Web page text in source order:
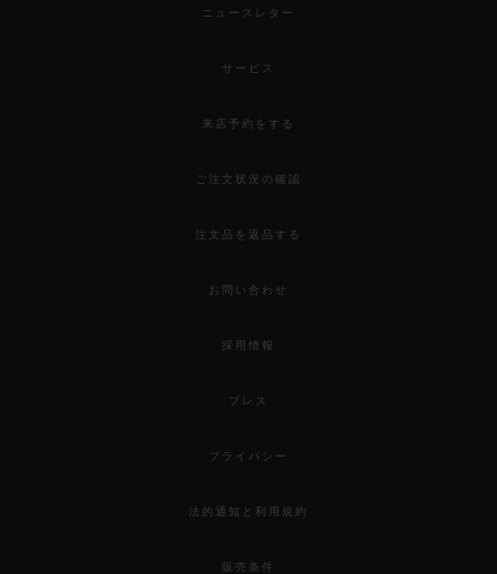
ニュースレター
サービス
来店予約をする
ご注文状況の確認
注文品を返品する
お問い合わせ
採用情報
プレス
プライバシー
法的通知と利用規約
販売条件